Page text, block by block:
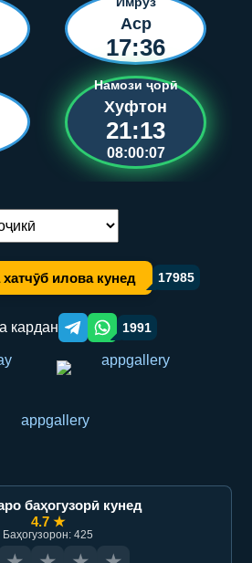
Аср
17:36
Намози ҷорӣ
Хуфтон
21:13
08:00:06
кардани забон:
илова кунед 17985
кардан Telegram orqali ulashish
WhatsApp orqali ulashish
1991
баҳогузорӣ кунед
4.7 ★
Баҳогузорон: 425